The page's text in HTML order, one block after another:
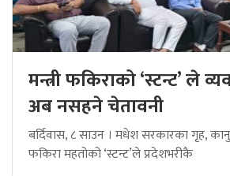
मन्त्री फकिराको ‘स्टन्ट’ ले
अब नसहने चेतावनी
बर्दिवास, ८ साउन । मधेश सरकारका गृह,
फकिरा महतोको ‘स्टन्ट’ले प्रदेशभरीकै